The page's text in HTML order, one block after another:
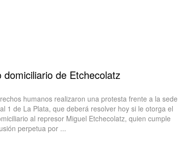
de Etchecolatz
humanos realizaron una protesta frente a la sede
1 de La Plata, que deberá resolver hoy si le otorga el
al represor Miguel Etchecolatz, quien cumple
perpetua por ...